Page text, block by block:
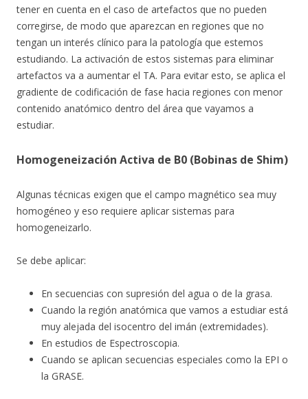
tener en cuenta en el caso de artefactos que no pueden
corregirse, de modo que aparezcan en regiones que no
tengan un interés clínico para la patología que estemos
estudiando. La activación de estos sistemas para eliminar
artefactos va a aumentar el TA. Para evitar esto, se aplica el
gradiente de codificación de fase hacia regiones con menor
contenido anatómico dentro del área que vayamos a
estudiar.
Homogeneización Activa de B0 (Bobinas de Shim)
Algunas técnicas exigen que el campo magnético sea muy
homogéneo y eso requiere aplicar sistemas para
homogeneizarlo.
Se debe aplicar:
En secuencias con supresión del agua o de la grasa.
Cuando la región anatómica que vamos a estudiar está
muy alejada del isocentro del imán (extremidades).
En estudios de Espectroscopia.
Cuando se aplican secuencias especiales como la EPI o
la GRASE.